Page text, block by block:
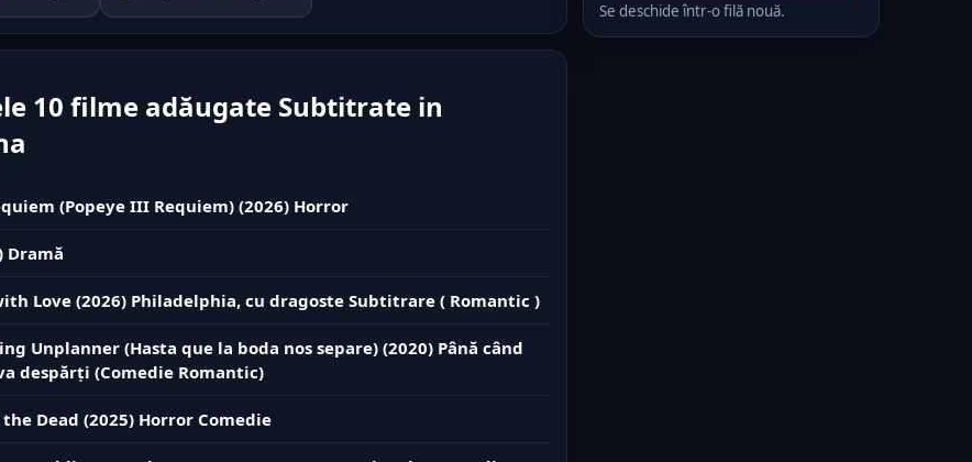
10 filme adăugate Subtitrate in
(Popeye III Requiem) (2026) Horror
Dramă
Love (2026) Philadelphia, cu dragoste Subtitrare ( Romantic )
Unplanner (Hasta que la boda nos separe) (2020) Până când
despărți (Comedie Romantic)
Dead (2025) Horror Comedie
Se deschide într-o filă nouă.